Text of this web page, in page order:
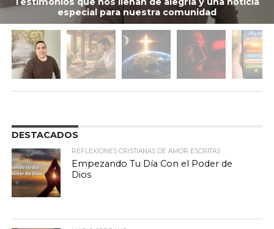
especial para nuestra comunidad
DESTACADOS
REFLEXIONES CRISTIANAS DE AMOR ESCRITAS
Empezando Tu Día Con el Poder de
Dios